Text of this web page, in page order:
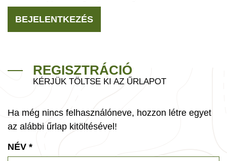
BEJELENTKEZÉS
REGISZTRÁCIÓ
KÉRJÜK TÖLTSE KI AZ ŰRLAPOT
Ha még nincs felhasználóneve, hozzon létre egyet
az alábbi űrlap kitöltésével!
NÉV *